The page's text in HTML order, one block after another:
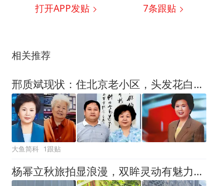
打开APP发贴 7条跟贴
相关推荐
邢质斌现状：住北京老小区，头发花白打扮朴素，照顾家人颐养天年
大鱼简科 1跟贴
杨幂立秋旅拍显浪漫，双眸灵动有魅力，山野逗猫诠释人美心善